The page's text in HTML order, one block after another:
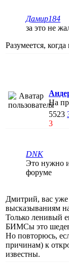
Дамир184
за это не
Разумеется,
На
5523
3
DNK
Это нужно
форуме
Дмитрий, вас уже
высказываниям
Только ленивый
БИМСы это
Но повторюсь,
причинам) к
известны.